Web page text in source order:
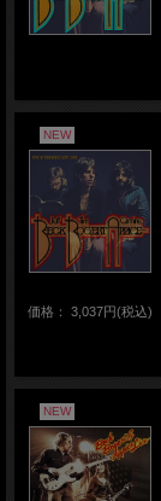
NEW
価格： 3,037円(税込)
NEW